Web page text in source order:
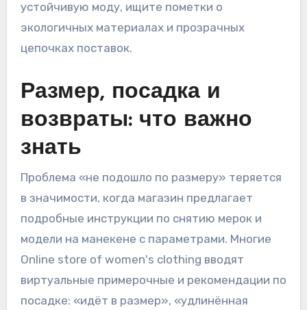
устойчивую моду, ищите пометки о
экологичных материалах и прозрачных
цепочках поставок.
Размер, посадка и
возвраты: что важно
знать
Проблема «не подошло по размеру» теряется
в значимости, когда магазин предлагает
подробные инструкции по снятию мерок и
модели на манекене с параметрами. Многие
Online store of women's clothing вводят
виртуальные примерочные и рекомендации по
посадке: «идёт в размер», «удлинённая